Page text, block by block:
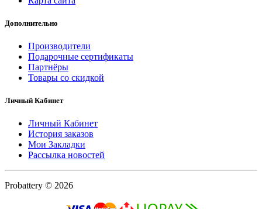
Дополнительно
Производители
Подарочные сертификаты
Партнёры
Товары со скидкой
Личный Кабинет
Личный Кабинет
История заказов
Мои Закладки
Рассылка новостей
Probattery © 2026